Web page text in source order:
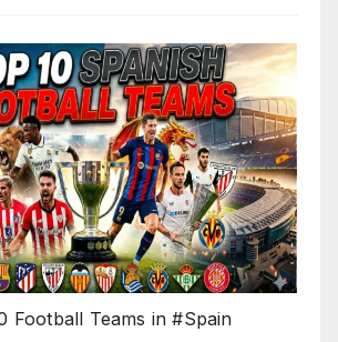
Football Teams in #Spain